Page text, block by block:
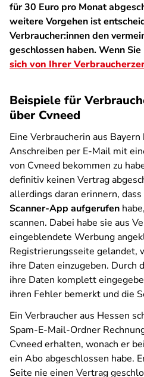
für 30 Euro pro Monat
weitere Vorgehen ist
Verbraucher:innen den
geschlossen haben. Wenn
sich von Ihrer
Beispiele für
über Cvneed
Eine Verbraucherin aus
Anschreiben per E-Mail mit
von Cvneed bekommen zu
definitiv keinen Vertrag
allerdings daran erinnern, dass
Scanner-App aufgerufen
scannen. Dabei habe sie aus
eingeblendete Werbung
Registrierungsseite gelandet,
ihre Daten einzugeben.
ihre Daten komplett
ihren Fehler bemerkt und die
Ein Verbraucher aus Hessen
Spam-E-Mail-Ordner
Cvneed erhalten, wonach er
ein Abo abgeschlossen habe.
Seite nie einen Vertrag